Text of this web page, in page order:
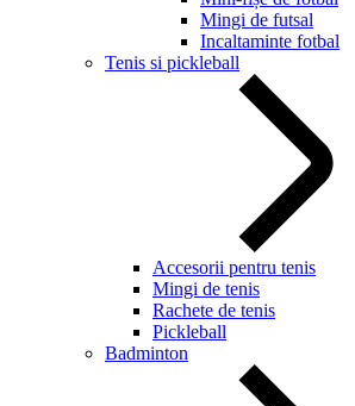
Mingi de futsal
Incaltaminte fotbal
Tenis si pickleball
Accesorii pentru tenis
Mingi de tenis
Rachete de tenis
Pickleball
Badminton